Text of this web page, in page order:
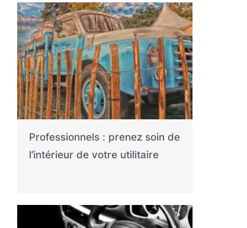
Professionnels : prenez soin de
l’intérieur de votre utilitaire